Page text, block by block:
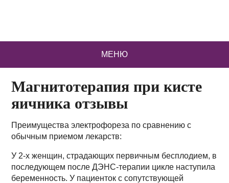
МЕНЮ
Магнитотерапия при кисте
яичника отзывы
Преимущества электрофореза по сравнению с
обычным приемом лекарств:
У 2-х женщин, страдающих первичным бесплодием, в
последующем после ДЭНС-терапии цикле наступила
беременность. У пациенток с сопутствующей